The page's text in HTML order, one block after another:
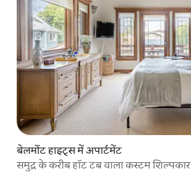
बेलमोंट हाइट्स में अपार्टमेंट
समुद्र के करीब हॉट टब वाला कस्टम शिल्पकार